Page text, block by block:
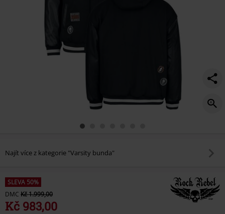
Najít více z kategorie "Varsity bunda"
SLEVA 50%
DMC Kč 1.999,00
Kč 983,00